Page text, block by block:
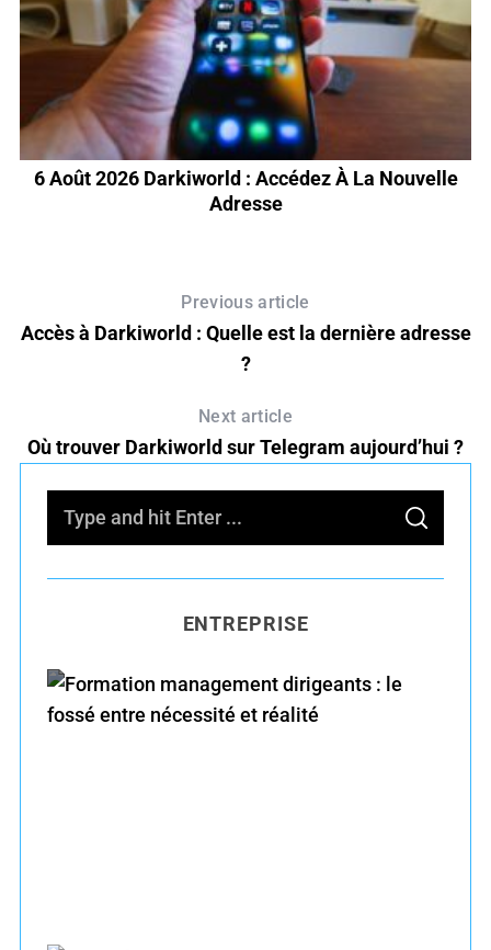
6 Août 2026 Darkiworld : Accédez À La Nouvelle
Adresse
Previous article
Accès à Darkiworld : Quelle est la dernière adresse
?
Next article
Où trouver Darkiworld sur Telegram aujourd’hui ?
f
o
S
A
C
ENTREPRISE